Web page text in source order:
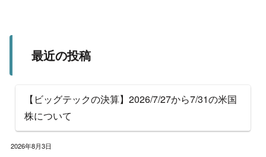
最近の投稿
【ビッグテックの決算】2026/7/27から7/31の米国
株について
2026年8月3日